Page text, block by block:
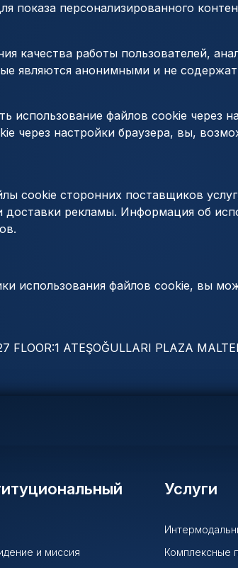
показа персонализированного
качества работы пользователей,
являются анонимными и не
использование файлов cookie через
через настройки браузера, вы,
cookie сторонних поставщиков
рекламы. Информация об
использования файлов cookie, вы
FLOOR:1 ATEŞOĞULLARI PLAZA
и миссия
Услуги
Комплексные